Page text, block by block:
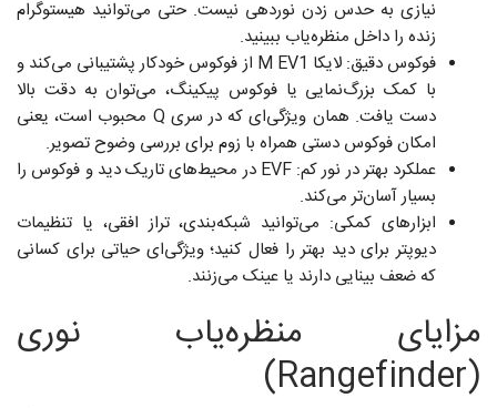
نیازی به حدس زدن نوردهی نیست. حتی می‌توانید هیستوگرام
زنده را داخل منظره‌یاب ببینید.
فوکوس دقیق: لایکا M EV1 از فوکوس خودکار پشتیبانی می‌کند و
با کمک بزرگ‌نمایی یا فوکوس پیکینگ، می‌توان به دقت بالا
دست یافت. همان ویژگی‌ای که در سری Q محبوب است، یعنی
امکان فوکوس دستی همراه با زوم برای بررسی وضوح تصویر.
عملکرد بهتر در نور کم: EVF در محیط‌های تاریک دید و فوکوس را
بسیار آسان‌تر می‌کند.
ابزارهای کمکی: می‌توانید شبکه‌بندی، تراز افقی، یا تنظیمات
دیوپتر برای دید بهتر را فعال کنید؛ ویژگی‌ای حیاتی برای کسانی
که ضعف بینایی دارند یا عینک می‌زنند.
مزایای منظره‌یاب نوری
(Rangefinder)